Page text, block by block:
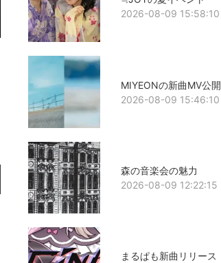
2026-08-09 15:58:10
MIYEONの新曲MV公開
2026-08-09 15:46:10
森の音楽会の魅力
2026-08-09 12:22:15
まるぱも新曲リリース